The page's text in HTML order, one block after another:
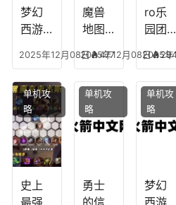
梦幻
西游
凡，
梦幻
十二
生肖
2025年12月08日 477
魔兽
地图
任务
攻
略，
魔兽
世界
2025年12月08日
ro乐
园团
附
魔，
乐园
团装
备任
2025年
史上
最强
单机攻
略
勇士
的信
单机攻
略
梦幻
西游
单机攻
略